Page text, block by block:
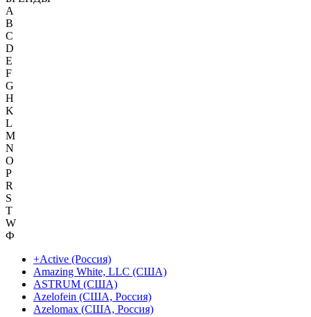
A
B
C
D
E
F
G
H
K
L
M
N
O
P
R
S
T
W
Ф
+Active (Россия)
Amazing White, LLC (США)
ASTRUM (США)
Azelofein (США, Россия)
Azelomax (США, Россия)